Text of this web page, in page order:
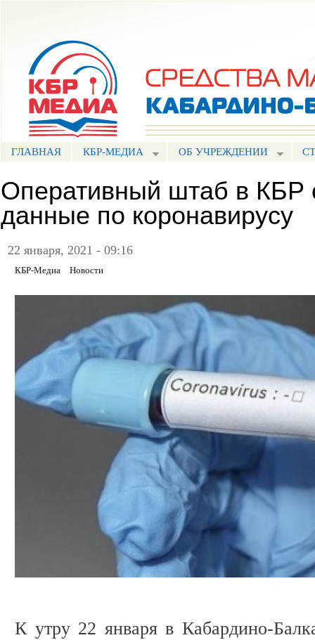
ГЛАВНАЯ КБР-МЕДИА ОБ УЧРЕЖДЕНИИ
Оперативный штаб в КБР
данные по коронавирусу
22 января, 2021 - 09:16
КБР-Медиа Новости
К утру 22 января в Кабардино-